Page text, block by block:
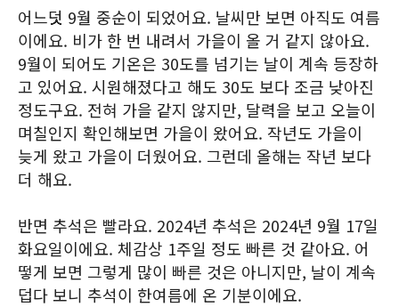
어느덧 9월 중순이 되었어요. 날씨만 보면 아직도 여름
이에요. 비가 한 번 내려서 가을이 올 거 같지 않아요.
9월이 되어도 기온은 30도를 넘기는 날이 계속 등장하
고 있어요. 시원해졌다고 해도 30도 보다 조금 낮아진
정도구요. 전혀 가을 같지 않지만, 달력을 보고 오늘이
며칠인지 확인해보면 가을이 왔어요. 작년도 가을이
늦게 왔고 가을이 더웠어요. 그런데 올해는 작년 보다
더 해요.
반면 추석은 빨라요. 2024년 추석은 2024년 9월 17일
화요일이에요. 체감상 1주일 정도 빠른 것 같아요. 어
떻게 보면 그렇게 많이 빠른 것은 아니지만, 날이 계속
덥다 보니 추석이 한여름에 온 기분이에요.